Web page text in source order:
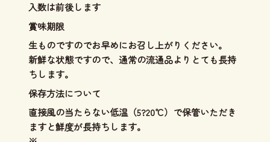
入数は前後します
賞味期限
生ものですのでお早めにお召し上がりください。
新鮮な状態ですので、通常の流通品よりとても長持
ちします。
保存方法について
直接風の当たらない低温（5?20℃）で保管いただき
ますと鮮度が長持ちします。